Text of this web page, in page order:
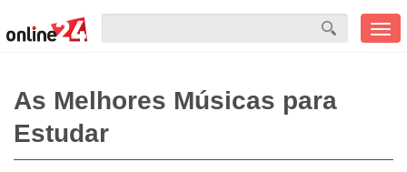
As Melhores Músicas para
Estudar